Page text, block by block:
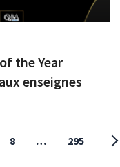
the Year
enseignes
8 … 295